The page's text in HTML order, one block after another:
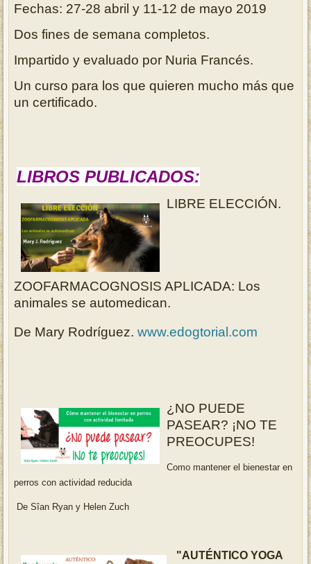
Fechas: 27-28 abril y 11-12 de mayo 2019
Dos fines de semana completos.
Impartido y evaluado por Nuria Francés.
Un curso para los que quieren mucho más que
un certificado.
LIBROS PUBLICADOS:
LIBRE ELECCIÓN.
ZOOFARMACOGNOSIS APLICADA: Los
animales se automedican.
De Mary Rodríguez.www.edogtorial.com
¿NO PUEDE
PASEAR? ¡NO TE
PREOCUPES!
Como mantener el bienestar en
perros con actividad reducida
De Sîan Ryan y Helen Zuch
"AUTÉNTICO YOGA